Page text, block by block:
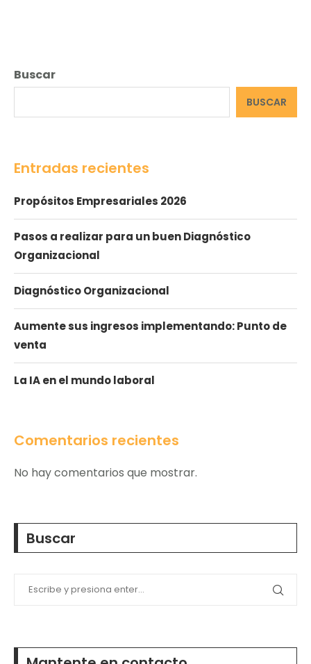
Buscar
BUSCAR
Entradas recientes
Propósitos Empresariales 2026
Pasos a realizar para un buen Diagnóstico
Organizacional
Diagnóstico Organizacional
Aumente sus ingresos implementando: Punto de
venta
La IA en el mundo laboral
Comentarios recientes
No hay comentarios que mostrar.
Buscar